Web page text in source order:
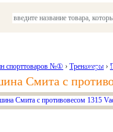
Акции и
спорттоваров №① › Тренажеры ›
Смита с